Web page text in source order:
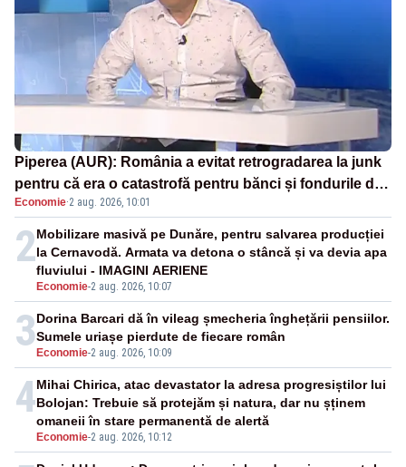
Piperea (AUR): România a evitat retrogradarea la junk
pentru că era o catastrofă pentru bănci și fondurile de
pensii
Economie·2 aug. 2026, 10:01
2
Economie-2 aug. 2026, 10:07
Mobilizare masivă pe Dunăre, pentru salvarea producției
la Cernavodă. Armata va detona o stâncă și va devia apa
fluviului - IMAGINI AERIENE
3 Economie-2 aug. 2026, 10:09
Dorina Barcari dă în vileag șmecheria înghețării pensiilor.
Sumele uriașe pierdute de fiecare român
4
Economie-2 aug. 2026, 10:12
Mihai Chirica, atac devastator la adresa progresiștilor lui
Bolojan: Trebuie să protejăm și natura, dar nu șținem
omaneii în stare permanentă de alertă